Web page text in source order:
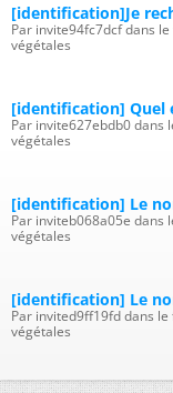
[identification]Je
Par invite94fc7dcf dans
végétales
[identification] Quel
Par invite627ebdb0 dans
végétales
[identification] Le
Par inviteb068a05e dans
végétales
[identification] Le
Par invited9ff19fd dans
végétales